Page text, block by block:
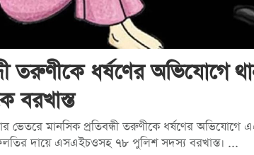
তরুণীকে ধর্ষণের অভিযোগে
বরখাস্ত
ভেতরে মানসিক প্রতিবন্ধী তরুণীকে ধর্ষণের অভিযোগে
দায়ে এসএইচওসহ ৭৮ পুলিশ সদস্য বরখাস্ত। ...